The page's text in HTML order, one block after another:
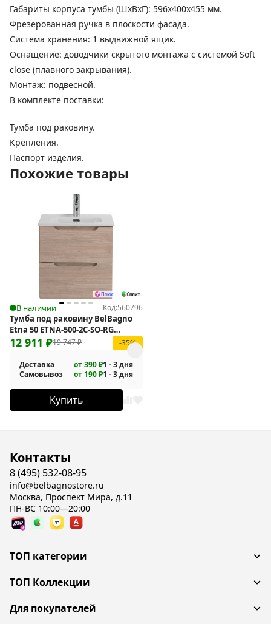
Габариты корпуса тумбы (ШхВхГ): 596х400х455 мм.
Фрезерованная ручка в плоскости фасада.
Система хранения: 1 выдвижной ящик.
Оснащение: доводчики скрытого монтажа с системой Soft
close (плавного закрывания).
Монтаж: подвесной.
В комплекте поставки:
Тумба под раковину.
Крепления.
Паспорт изделия.
Похожие товары
В наличии Код:560796
Тумба под раковину BelBagno
Etna 50 ETNA-500-2C-SO-RG
подвесная19 747₽
12 911 ₽ -35%
Доставка от 390 ₽1 - 3 дня
Самовывоз
от 190 ₽1 - 3 дня
Купить
Контакты
8 (495) 532-08-95
info@belbagnostore.ru
Москва, Проспект Мира, д.11
ПН-ВС 10:00—20:00
ТОП категории
ТОП Коллекции
Для покупателей